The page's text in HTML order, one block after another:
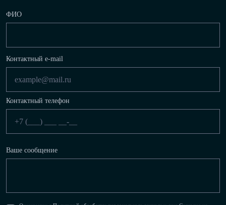
ФИО
Контактный e-mail
Контактный телефон
Ваше сообщение